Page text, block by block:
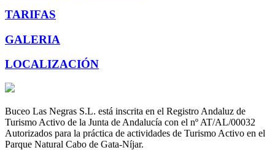
TARIFAS
GALERIA
LOCALIZACIÓN
Buceo Las Negras S.L. está inscrita en el Registro Andaluz de
Turismo Activo de la Junta de Andalucía con el nº AT/AL/00032
Autorizados para la práctica de actividades de Turismo Activo en el
Parque Natural Cabo de Gata-Níjar.